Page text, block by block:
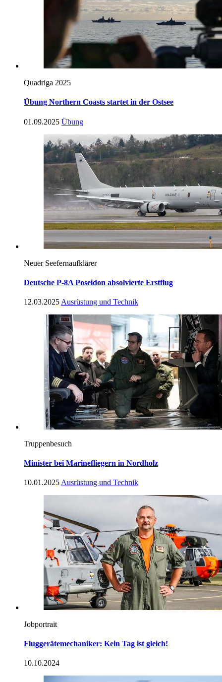
Quadriga 2025
Übung Northern Coasts startet in der Ostsee
01.09.2025 Übung
Neuer Seefernaufklärer
Deutsche P-8A Poseidon absolvierte Erstflug
12.03.2025 Ausrüstung und Technik
Truppenbesuch
Minister bei Marinefliegern in Nordholz
10.01.2025 Ausrüstung und Technik
Jobportrait
Fluggerätemechaniker: Kein Tag ist gleich!
10.10.2024